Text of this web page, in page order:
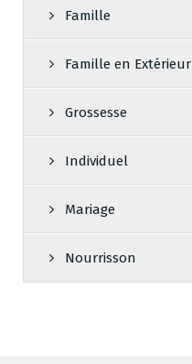
Famille
Famille en Extérieur
Grossesse
Individuel
Mariage
Nourrisson